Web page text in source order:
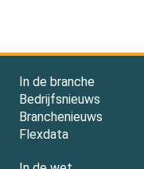
In de branche
Bedrijfsnieuws
Branchenieuws
Flexdata